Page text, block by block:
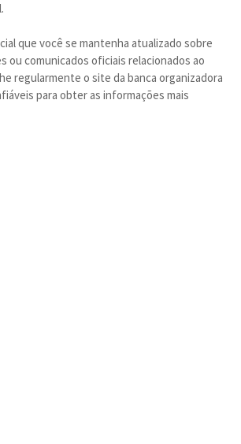
que você se mantenha atualizado sobre
ou comunicados oficiais relacionados ao
regularmente o site da banca organizadora
para obter as informações mais